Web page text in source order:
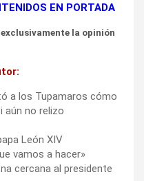
EN PORTADA
la opinión
a los Tupamaros cómo
aún no relizo
León XIV
vamos a hacer»
cercana al presidente